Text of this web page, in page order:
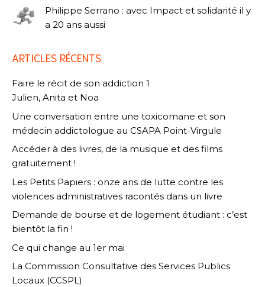
Philippe Serrano : avec Impact et solidarité il y
a 20 ans aussi
ARTICLES RÉCENTS
Faire le récit de son addiction 1
Julien, Anita et Noa
Une conversation entre une toxicomane et son
médecin addictologue au CSAPA Point-Virgule
Accéder à des livres, de la musique et des films
gratuitement !
Les Petits Papiers : onze ans de lutte contre les
violences administratives racontés dans un livre
Demande de bourse et de logement étudiant : c’est
bientôt la fin !
Ce qui change au 1er mai
La Commission Consultative des Services Publics
Locaux (CCSPL)